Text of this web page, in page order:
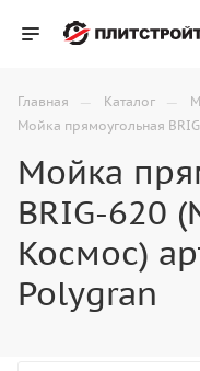
Главная — Каталог —
Мойка прямоугольная
Мойка
BRIG-620
Космос)
Polygran